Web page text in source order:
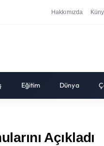
Hakkımızda
Eğitim Dünya
Açıkladı